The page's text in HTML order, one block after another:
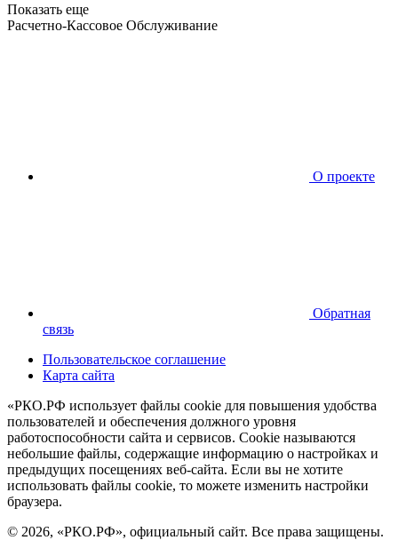
Показать еще
Расчетно-Кассовое Обслуживание
О проекте
Обратная
связь
Пользовательское соглашение
Карта сайта
«РКО.РФ использует файлы cookie для повышения удобства
пользователей и обеспечения должного уровня
работоспособности сайта и сервисов. Cookie называются
небольшие файлы, содержащие информацию о настройках и
предыдущих посещениях веб-сайта. Если вы не хотите
использовать файлы cookie, то можете изменить настройки
браузера.
© 2026, «РКО.РФ», официальный сайт. Все права защищены.